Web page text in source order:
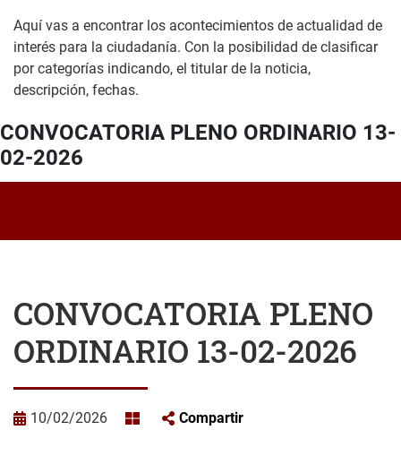
Aquí vas a encontrar los acontecimientos de actualidad de
interés para la ciudadanía. Con la posibilidad de clasificar
por categorías indicando, el titular de la noticia,
descripción, fechas.
CONVOCATORIA PLENO ORDINARIO 13-
02-2026
CONVOCATORIA PLENO
ORDINARIO 13-02-2026
10/02/2026 Compartir